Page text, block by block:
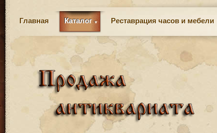
Главная Каталог Реставрация часов и мебели